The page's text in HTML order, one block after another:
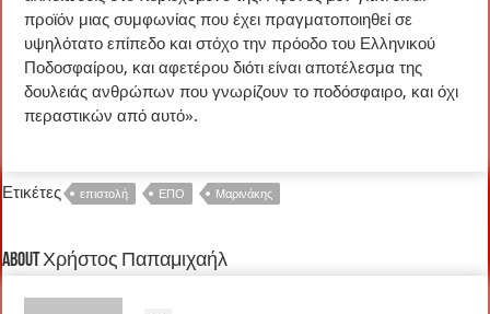
προϊόν μιας συμφωνίας που έχει πραγματοποιηθεί σε
υψηλότατο επίπεδο και στόχο την πρόοδο του Ελληνικού
Ποδοσφαίρου, και αφετέρου διότι είναι αποτέλεσμα της
δουλειάς ανθρώπων που γνωρίζουν το ποδόσφαιρο, και όχι
περαστικών από αυτό».
Ετικέτες επιστολή ΕΠΟ Μαρινάκης
About Χρήστος Παπαμιχαήλ